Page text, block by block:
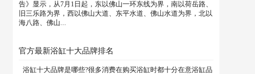
告》显示，从7月1日起，东以佛山一环东线为界，南以荷岳路、
旧三乐路为界，西以佛山大道、东平水道、佛山水道为界，北以
海八路、佛山...
官方最新浴缸十大品牌排名
浴缸十大品牌是哪些?很多消费在购买浴缸时都十分在意浴缸品